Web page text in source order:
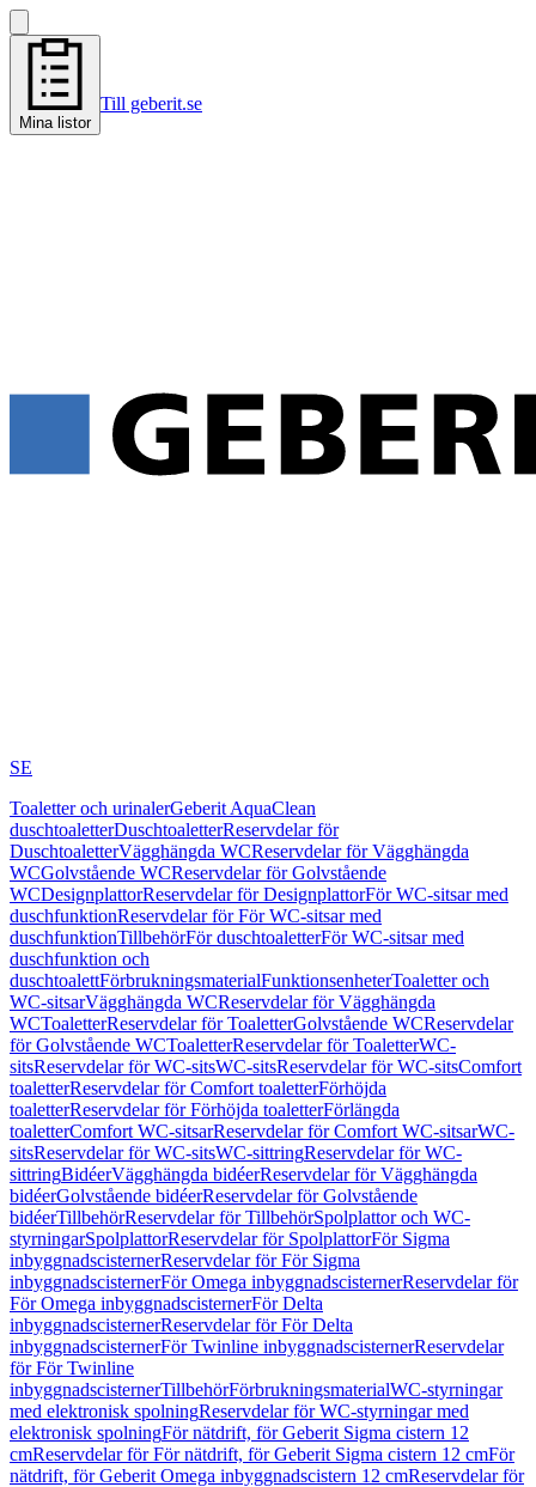
Mina listor
Till geberit.se
SE
Toaletter och urinalerGeberit AquaClean
duschtoaletterDuschtoaletterReservdelar för
DuschtoaletterVägghängda WCReservdelar för Vägghängda
WCGolvstående WCReservdelar för Golvstående
WCDesignplattorReservdelar för DesignplattorFör WC-sitsar med
duschfunktionReservdelar för För WC-sitsar med
duschfunktionTillbehörFör duschtoaletterFör WC-sitsar med
duschfunktion och
duschtoalettFörbrukningsmaterialFunktionsenheterToaletter och
WC-sitsarVägghängda WCReservdelar för Vägghängda
WCToaletterReservdelar för ToaletterGolvstående WCReservdelar
för Golvstående WCToaletterReservdelar för ToaletterWC-
sitsReservdelar för WC-sitsWC-sitsReservdelar för WC-sitsComfort
toaletterReservdelar för Comfort toaletterFörhöjda
toaletterReservdelar för Förhöjda toaletterFörlängda
toaletterComfort WC-sitsarReservdelar för Comfort WC-sitsarWC-
sitsReservdelar för WC-sitsWC-sittringReservdelar för WC-
sittringBidéerVägghängda bidéerReservdelar för Vägghängda
bidéerGolvstående bidéerReservdelar för Golvstående
bidéerTillbehörReservdelar för TillbehörSpolplattor och WC-
styrningarSpolplattorReservdelar för SpolplattorFör Sigma
inbyggnadscisternerReservdelar för För Sigma
inbyggnadscisternerFör Omega inbyggnadscisternerReservdelar för
För Omega inbyggnadscisternerFör Delta
inbyggnadscisternerReservdelar för För Delta
inbyggnadscisternerFör Twinline inbyggnadscisternerReservdelar
för För Twinline
inbyggnadscisternerTillbehörFörbrukningsmaterialWC-styrningar
med elektronisk spolningReservdelar för WC-styrningar med
elektronisk spolningFör nätdrift, för Geberit Sigma cistern 12
cmReservdelar för För nätdrift, för Geberit Sigma cistern 12 cmFör
nätdrift, för Geberit Omega inbyggnadscistern 12 cmReservdelar för